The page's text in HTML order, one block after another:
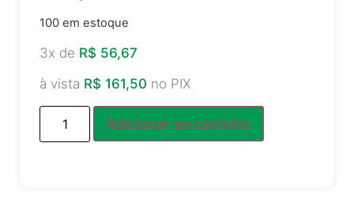
100 em estoque
3x de R$ 56,67
à vista R$ 161,50 no PIX
Adicionar ao carrinho